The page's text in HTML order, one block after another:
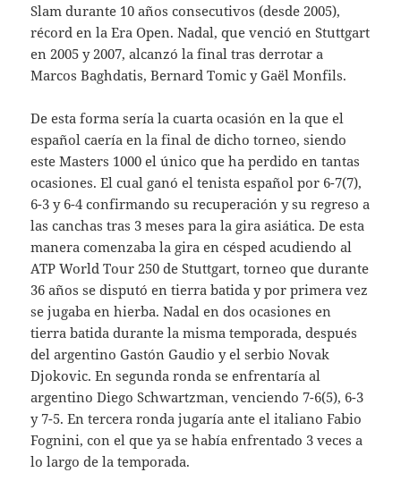
Slam durante 10 años consecutivos (desde 2005),
récord en la Era Open. Nadal, que venció en Stuttgart
en 2005 y 2007, alcanzó la final tras derrotar a
Marcos Baghdatis, Bernard Tomic y Gaël Monfils.
De esta forma sería la cuarta ocasión en la que el
español caería en la final de dicho torneo, siendo
este Masters 1000 el único que ha perdido en tantas
ocasiones. El cual ganó el tenista español por 6-7(7),
6-3 y 6-4 confirmando su recuperación y su regreso a
las canchas tras 3 meses para la gira asiática. De esta
manera comenzaba la gira en césped acudiendo al
ATP World Tour 250 de Stuttgart, torneo que durante
36 años se disputó en tierra batida y por primera vez
se jugaba en hierba. Nadal en dos ocasiones en
tierra batida durante la misma temporada, después
del argentino Gastón Gaudio y el serbio Novak
Djokovic. En segunda ronda se enfrentaría al
argentino Diego Schwartzman, venciendo 7-6(5), 6-3
y 7-5. En tercera ronda jugaría ante el italiano Fabio
Fognini, con el que ya se había enfrentado 3 veces a
lo largo de la temporada.